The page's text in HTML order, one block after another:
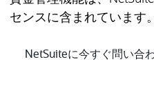
センスに含まれています。
NetSuiteに今すぐ問い合